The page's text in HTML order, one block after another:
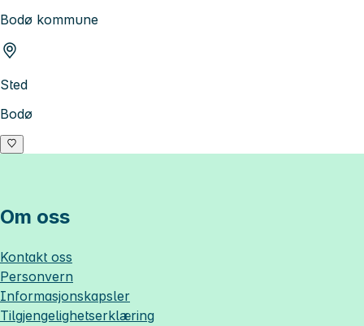
Bodø kommune
Sted
Bodø
Om oss
Kontakt oss
Personvern
Informasjonskapsler
Tilgjengelighetserklæring